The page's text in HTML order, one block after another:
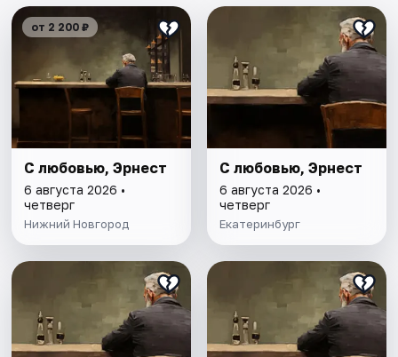
от 2 200 ₽
С любовью, Эрнест
6 августа 2026 •
четверг
Нижний Новгород
С любовью, Эрнест
6 августа 2026 •
четверг
Екатеринбург